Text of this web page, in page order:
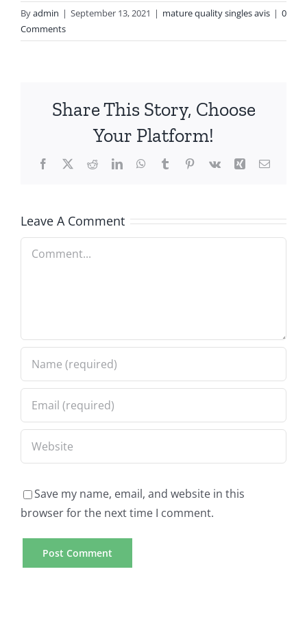
Byadmin | September 13, 2021 | mature quality singles avis | 0
Comments
Share This Story, Choose
Your Platform!
Facebook
X RedditLinkedInWhatsApp
TumblrPinterest
Vk Xing Email
Leave A Comment
Comment
Save my name, email, and website in this
browser for the next time I comment.